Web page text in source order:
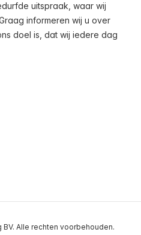
uitspraak, waar wij
informeren wij u over
doel is, dat wij iedere dag
Alle rechten voorbehouden.